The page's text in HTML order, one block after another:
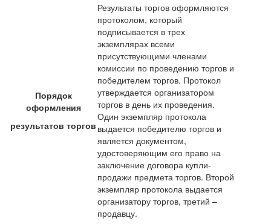
Порядок
оформления
результатов торгов
Результаты торгов оформляются
протоколом, который
подписывается в трех
экземплярах всеми
присутствующими членами
комиссии по проведению торгов и
победителем торгов. Протокол
утверждается организатором
торгов в день их проведения.
Один экземпляр протокола
выдается победителю торгов и
является документом,
удостоверяющим его право на
заключение договора купли-
продажи предмета торгов. Второй
экземпляр протокола выдается
организатору торгов, третий –
продавцу.